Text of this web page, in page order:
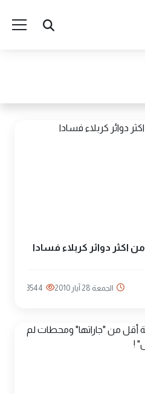
من اكثر دوائر كربلاء فسادا
الجمعة 28 آيار 2010 3544